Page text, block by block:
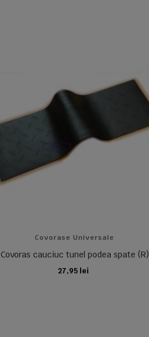
Covorase Universale
Covoras cauciuc tunel podea spate (R)
27,95 lei
ADAUGA IN COS